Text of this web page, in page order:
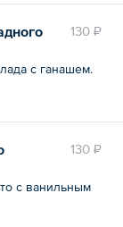
130 ₽
с ганашем.
130 ₽
с ванильным